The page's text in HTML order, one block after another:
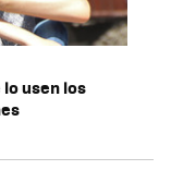
usen los